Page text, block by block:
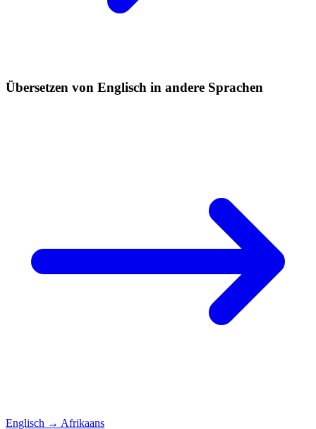
Übersetzen von Englisch in andere Sprachen
Englisch → Afrikaans